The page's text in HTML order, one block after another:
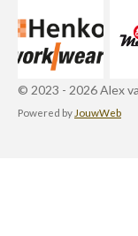
© 2023 - 2026 Alex
Powered by JouwWeb